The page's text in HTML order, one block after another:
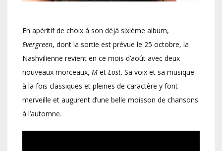
En apéritif de choix à son déjà sixième album,
Evergreen, dont la sortie est prévue le 25 octobre, la
Nashvilienne revient en ce mois d’août avec deux
nouveaux morceaux, M et Lost. Sa voix et sa musique
à la fois classiques et pleines de caractère y font
merveille et augurent d’une belle moisson de chansons
à l’automne.